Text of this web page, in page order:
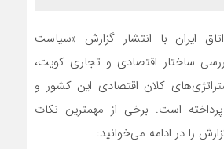
ایران با انتشار گزارش «سیاست
ساختار اقتصادی و تجاری کویت،
کلان اقتصادی این کشور و
است. برخی از مهمترین نکات
را در ادامه می‌خوانید: